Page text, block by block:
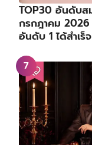
TOP30 อันดับส
กรกฎาคม
อันดับ 1 ได้สำเร็จ